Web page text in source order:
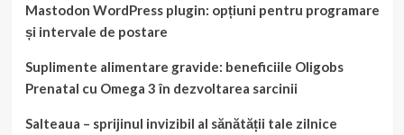
Mastodon WordPress plugin: opțiuni pentru programare
și intervale de postare
Suplimente alimentare gravide: beneficiile Oligobs
Prenatal cu Omega 3 în dezvoltarea sarcinii
Salteaua – sprijinul invizibil al sănătății tale zilnice